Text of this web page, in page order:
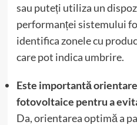
sau puteți utiliza un
performanței sistemului
identifica zonele cu
care pot indica umbrire.
Este importantă
fotovoltaice pentru a
Da, orientarea optimă a